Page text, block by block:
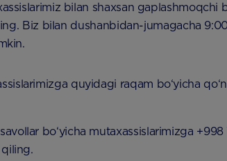
bilan shaxsan gaplashmoqchi
Biz bilan dushanbidan-jumagacha
quyidagi raqam bo‘yicha
bo‘yicha mutaxassislarimizga